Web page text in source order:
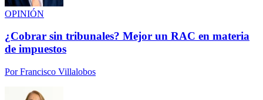
OPINIÓN
¿Cobrar sin tribunales? Mejor un RAC en materia
de impuestos
PorFrancisco Villalobos